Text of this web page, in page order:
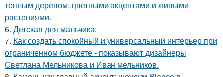
тёплым деревом, цветными акцентами и живыми
растениями.
6. Детская для мальчика.
7. Как создать спокойный и универсальный интерьер при
ограниченном бюджете - показывают дизайнеры
Светлана Мельникова и Иван мельников.